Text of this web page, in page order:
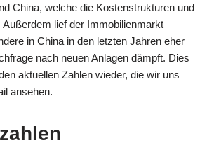
China, welche die Kostenstrukturen und
Außerdem lief der Immobilienmarkt
in China in den letzten Jahren eher
nach neuen Anlagen dämpft. Dies
aktuellen Zahlen wieder, die wir uns
ansehen.